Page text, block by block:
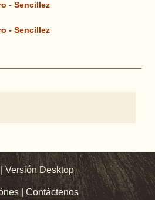
- Sencillez
- Sencillez
|Versión Desktop
| Contáctenos